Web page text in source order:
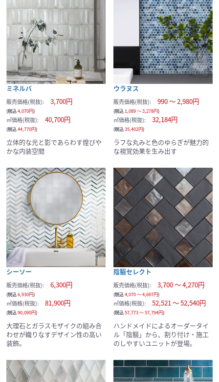
ミネルバ
販売価格(税抜): 3,700円
(税込4,070円)
㎡価格(税抜): 40,700円
(税込44,770円)
立体的な光と影であらわす煌びや
かな内装空間
ウラヌス
販売価格(税抜): 990 ～ 2,980円
(税込1,089 ～ 3,278円)
㎡価格(税抜): 32,184円
(税込35,402円)
ラフな丸みと色のゆらぎが魅力的
な視覚効果を生み出す
シーソー
販売価格(税抜): 6,300円
(税込6,930円)
㎡価格(税抜): 81,900円
(税込90,090円)
大理石とガラスモザイクの組み合
わせが織りなすデザイン性の高い
装飾。
陰翳セレクト
販売価格(税抜): 3,700 ～ 4,270円
(税込4,070 ～ 4,697円)
㎡価格(税抜): 52,521 ～ 52,540円
(税込57,773 ～ 57,794円)
ハンドメイドによるオーダータイ
ル「陰翳」から、割り付け・施工
のしやすいユニットが登場。